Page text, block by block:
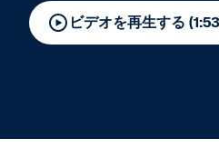
ビデオを再生する